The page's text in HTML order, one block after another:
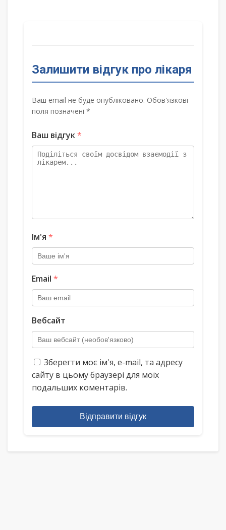
Залишити відгук про лікаря
Ваш email не буде опубліковано. Обов'язкові
поля позначені *
Ваш відгук*
Ім'я *
Email *
Вебсайт
Зберегти моє ім'я, e-mail, та адресу
сайту в цьому браузері для моїх
подальших коментарів.
Відправити відгук